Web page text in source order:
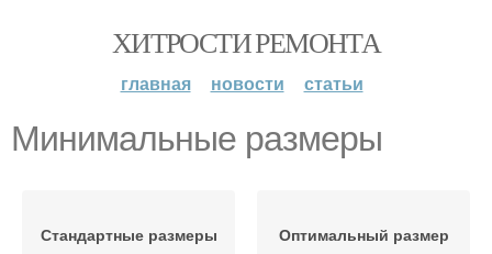
ХИТРОСТИ РЕМОНТА
главная новости статьи
Минимальные размеры
Стандартные размеры Оптимальный размер